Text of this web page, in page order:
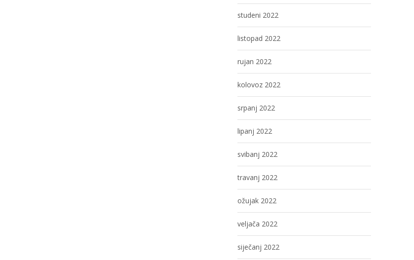
studeni 2022
listopad 2022
rujan 2022
kolovoz 2022
srpanj 2022
lipanj 2022
svibanj 2022
travanj 2022
ožujak 2022
veljača 2022
siječanj 2022